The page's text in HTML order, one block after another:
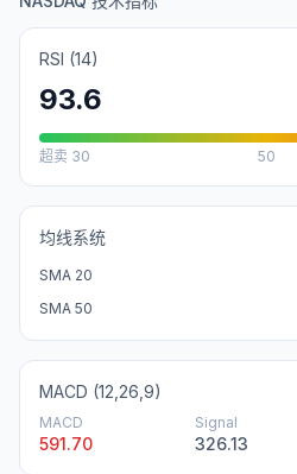
RSI (14)
93.6
超卖 30 50
均线系统
SMA 20
SMA 50
MACD (12,26,9)
MACD
591.70
Signal
326.13